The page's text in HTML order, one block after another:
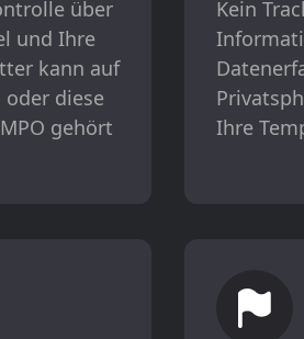
über
und Ihre
kann auf
oder diese
gehört
Kein
Ihre